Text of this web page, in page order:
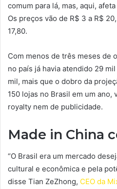
comum para lá, mas, aqui,
Os preços vão de R$ 3 a R$
17,80.
Com menos de três meses de
no país já havia atendido 29
mil, mais que o dobro da
150 lojas no Brasil em um ano,
royalty nem de publicidade.
Made in China
“O Brasil era um mercado
cultural e econômica e pela
disse Tian ZeZhong, CEO da